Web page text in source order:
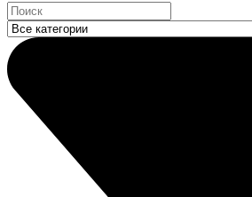
Search
...